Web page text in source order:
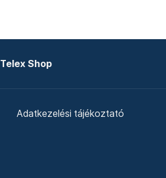
Telex Shop
Adatkezelési tájékoztató